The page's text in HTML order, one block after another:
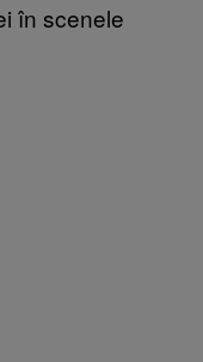
în scenele